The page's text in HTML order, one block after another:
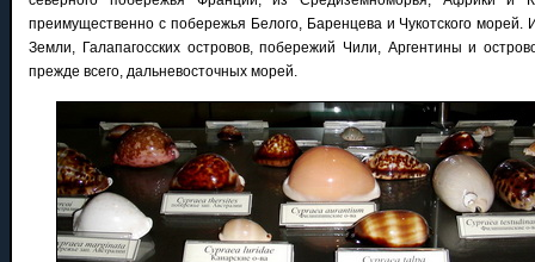
преимущественно с побережья Белого, Баренцева и Чукотского
Земли, Галапагосских островов, побережий Чили, Аргентины и
прежде всего, дальневосточных морей.